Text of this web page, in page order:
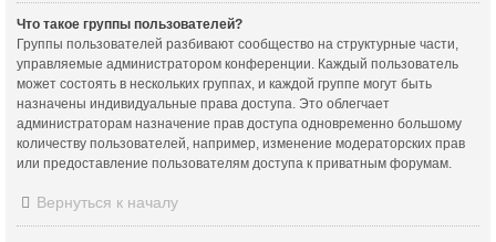
Что такое группы пользователей?
Группы пользователей разбивают сообщество на структурные части,
управляемые администратором конференции. Каждый пользователь
может состоять в нескольких группах, и каждой группе могут быть
назначены индивидуальные права доступа. Это облегчает
администраторам назначение прав доступа одновременно большому
количеству пользователей, например, изменение модераторских прав
или предоставление пользователям доступа к приватным форумам.
Вернуться к началу